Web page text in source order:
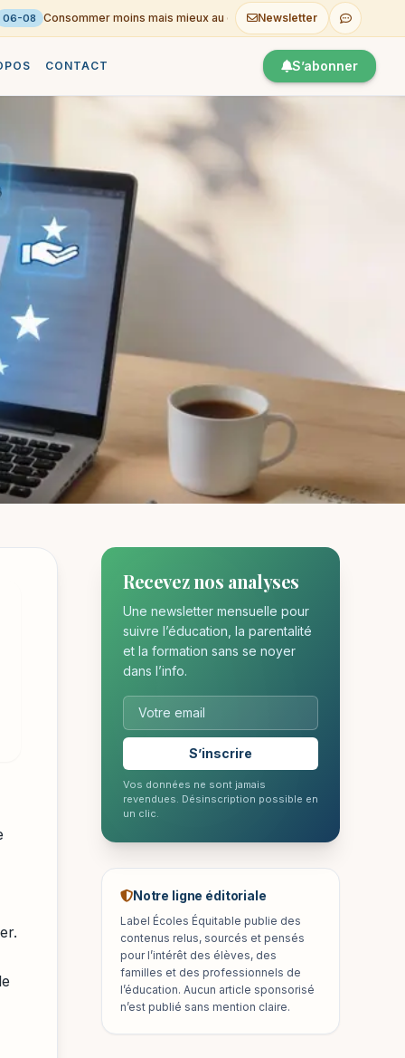
Consommer moins mais mieux au quotidien 05-08 L’ENT
Newsletter
CONTACT S’abonner
Recevez nos analyses
Une newsletter mensuelle pour
suivre l’éducation, la parentalité
et la formation sans se noyer
dans l’info.
S’inscrire
Vos données ne sont jamais
revendues. Désinscription possible en
un clic.
Notre ligne éditoriale
Label Écoles Équitable publie des
contenus relus, sourcés et pensés
pour l’intérêt des élèves, des
familles et des professionnels de
l’éducation. Aucun article sponsorisé
n’est publié sans mention claire.